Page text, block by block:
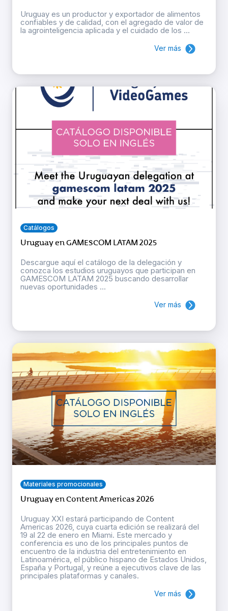
Uruguay es un productor y exportador de alimentos
confiables y de calidad, con el agregado de valor de
la agrointeligencia aplicada y el cuidado de los ...
Ver más
Catálogos
Uruguay en GAMESCOM LATAM 2025
Descargue aquí el catálogo de la delegación y
conozca los estudios uruguayos que participan en
GAMESCOM LATAM 2025 buscando desarrollar
nuevas oportunidades ...
Ver más
Materiales promocionales
Uruguay en Content Americas 2026
Uruguay XXI estará participando de Content
Americas 2026, cuya cuarta edición se realizará del
19 al 22 de enero en Miami. Este mercado y
conferencia es uno de los principales puntos de
encuentro de la industria del entretenimiento en
Latinoamérica, el público hispano de Estados Unidos,
España y Portugal, y reúne a ejecutivos clave de las
principales plataformas y canales.
Ver más